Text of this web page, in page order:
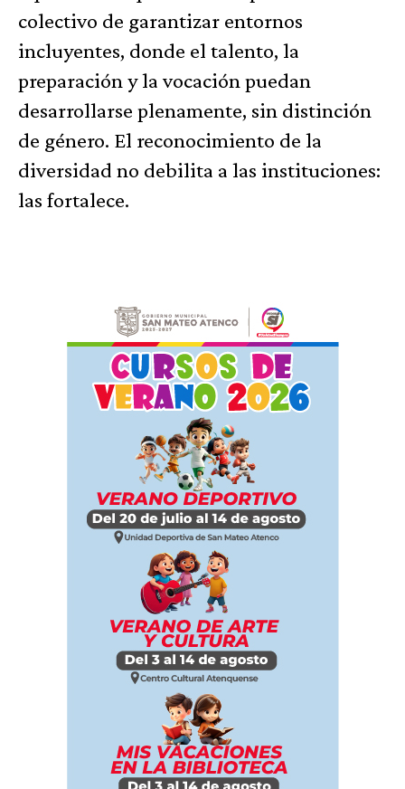
colectivo de garantizar entornos
incluyentes, donde el talento, la
preparación y la vocación puedan
desarrollarse plenamente, sin distinción
de género. El reconocimiento de la
diversidad no debilita a las instituciones:
las fortalece.